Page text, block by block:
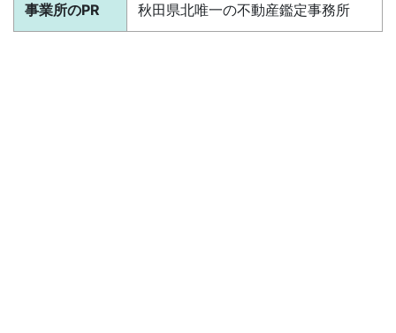
事業所のPR 秋田県北唯一の不動産鑑定事務所